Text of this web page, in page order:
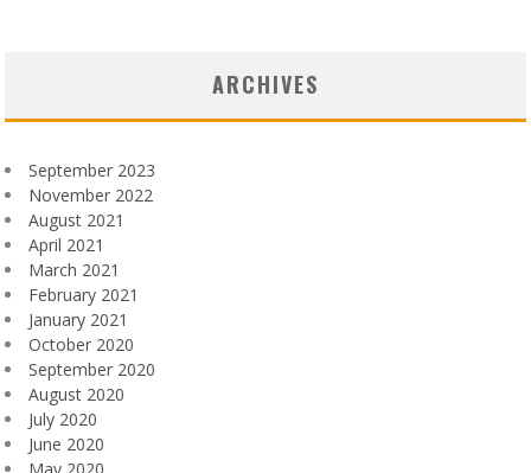
ARCHIVES
September 2023
November 2022
August 2021
April 2021
March 2021
February 2021
January 2021
October 2020
September 2020
August 2020
July 2020
June 2020